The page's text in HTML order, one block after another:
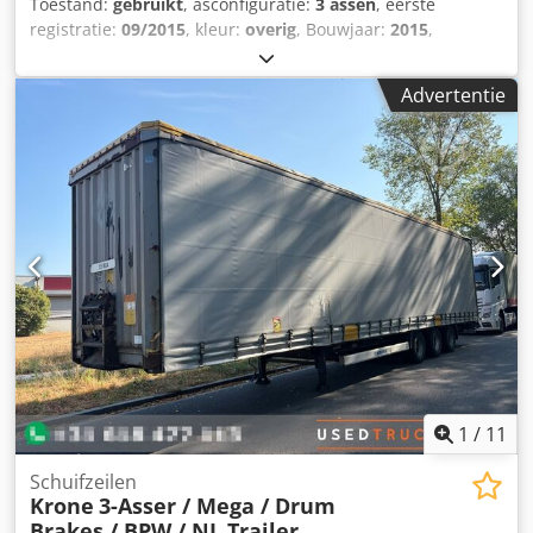
registratie: 09/2015, kleur: overig, Bouwjaar: 2015,
Leeggewicht: 6.860 kg As 1: links 8 mm, rechts 8 mm As 2:
links 8 mm, rechts 8 mm Cedpfx Aoza Ucleatoha As 3: links
Advertentie
1 / 11
Schuifzeilen
Krone 3-Asser / Mega / Drum